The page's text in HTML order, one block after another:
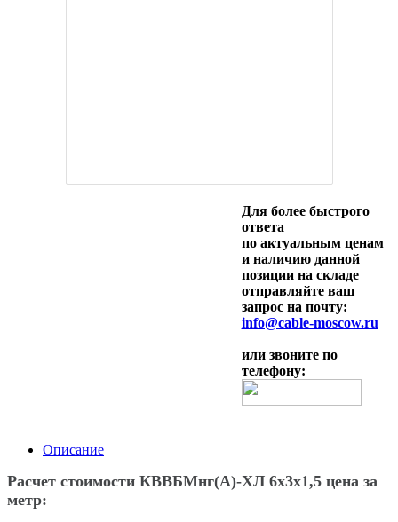
Для более быстрого
ответа
по актуальным ценам
и наличию данной
позиции на складе
отправляйте ваш
запрос на почту:
info@cable-moscow.ru
или звоните по
телефону:
Описание
Расчет стоимости КВВБМнг(A)-ХЛ 6х3х1,5 цена за
метр: